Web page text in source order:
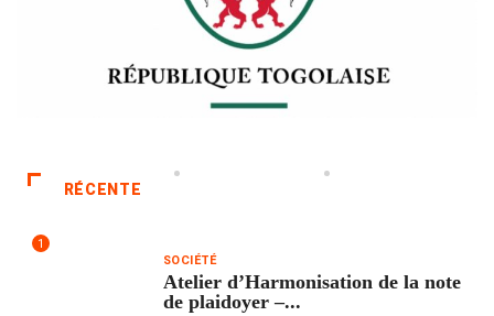
RÉCENTE
1
SOCIÉTÉ
Atelier d’Harmonisation de la note
de plaidoyer –...